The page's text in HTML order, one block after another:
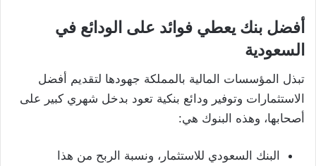
أفضل بنك يعطي فوائد على الودائع في
السعودية
تبذل المؤسسات المالية بالمملكة جهودها لتقديم أفضل
الاستثمارات وتوفير ودائع بنكية تعود بدخل شهري كبير على
أصحابها، وهذه البنوك هي:
البنك السعودي للاستثمار، ونسبة الربح من هذا